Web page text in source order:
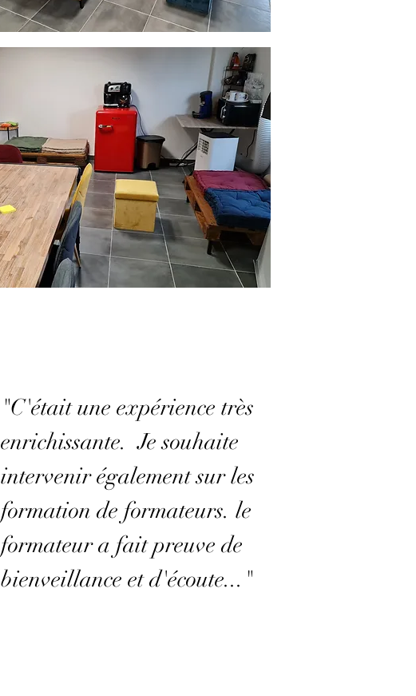
"C'était une expérience très
enrichissante. Je souhaite
intervenir également sur les
formation de formateurs. le
formateur a fait preuve de
bienveillance et d'écoute..."